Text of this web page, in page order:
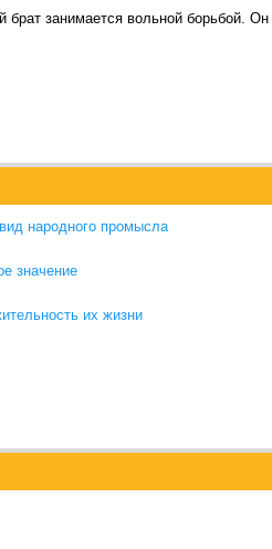
занимается вольной борьбой. Он
народного промысла
значение
их жизни